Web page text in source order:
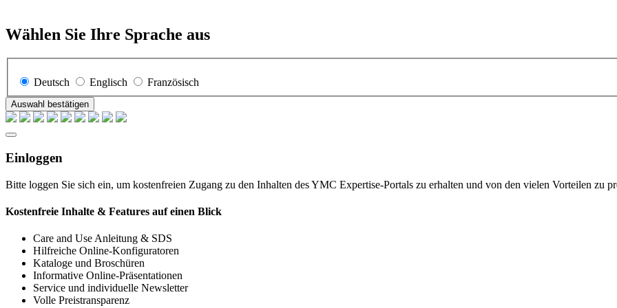
Wählen Sie Ihre Sprache aus
Deutsch Englisch Französisch
Auswahl bestätigen
Einloggen
Bitte loggen Sie sich ein, um kostenfreien Zugang zu den Inhalten des YMC Expertise-Portals zu erhalten und von den vielen Vorteilen zu
Kostenfreie Inhalte & Features auf einen Blick
Care and Use Anleitung & SDS
Hilfreiche Online-Konfiguratoren
Kataloge und Broschüren
Informative Online-Präsentationen
Service und individuelle Newsletter
Volle Preistransparenz